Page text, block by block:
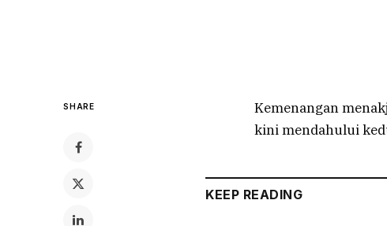
SHARE
Kemenangan
kini mendahului
KEEP READING